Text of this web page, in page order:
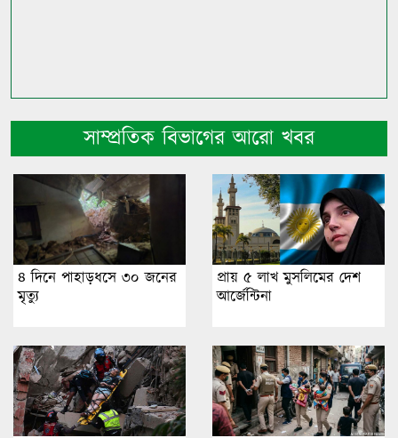
সাম্প্রতিক বিভাগের আরো খবর
৪ দিনে পাহাড়ধসে ৩০ জনের
মৃত্যু
প্রায় ৫ লাখ মুসলিমের দেশ
আর্জেন্টিনা